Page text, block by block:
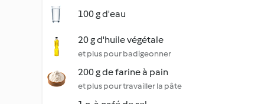
100 g d'eau
20 g d'huile végétale
et plus pour badigeonner
200 g de farine à pain
et plus pour travailler la pâte